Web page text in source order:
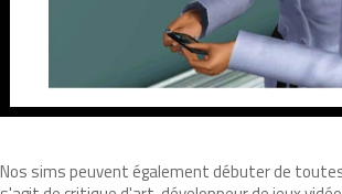
Nos sims peuvent également débuter de